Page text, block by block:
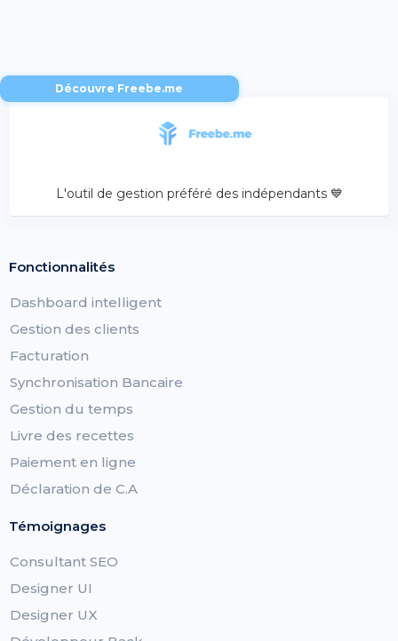
Découvre Freebe.me
L'outil de gestion préféré des indépendants 💙
Fonctionnalités
Dashboard intelligent
Gestion des clients
Facturation
Synchronisation Bancaire
Gestion du temps
Livre des recettes
Paiement en ligne
Déclaration de C.A
Témoignages
Consultant SEO
Designer UI
Designer UX